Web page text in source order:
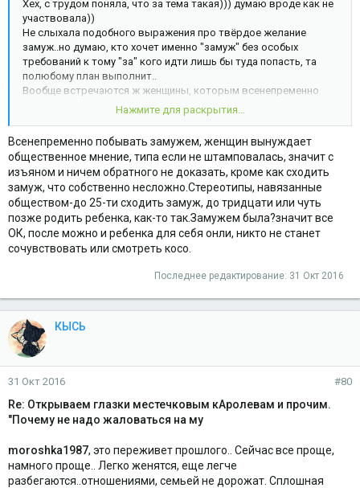
Хех, с трудом поняла, что за тема такая))) думаю вроде как не
участвовала))
Не слыхала подобного выражения про твёрдое желание
замуж..но думаю, кто хочет именно "замуж" без особых
требований к тому "за" кого идти лишь бы туда попасть, та
полюбому план выполнит..
Вообще встречаются ж женщины, которым всенепременно
замужем надо побывать, отметиться..с каким исходом
неважно, главное - сходить)))
Нажмите для раскрытия...
Всенепременно побывать замужем, женщин вынуждает
общественное мнение, типа если не штамповалась, значит с
изъяном и ничем обратного не доказать, кроме как сходить
замуж, что собственно несложно.Стереотипы, навязанные
обществом-до 25-ти сходить замуж, до тридцати или чуть
позже родить ребенка, как-то так.Замужем была?значит все
ОК, после можно и ребенка для себя онли, никто не станет
сочувствовать или смотреть косо.
Последнее редактирование: 31 Окт 2016
КЫСЬ
31 Окт 2016 #80
Re: Открываем глазки местечковым кАролевам и прочим.
"Почему не надо жаловаться на му
moroshka1987, это переживет прошлого.. Сейчас все проще,
намного проще.. Легко женятся, еще легче
разбегаются..отношениями, семьей не дорожат. Сплошная